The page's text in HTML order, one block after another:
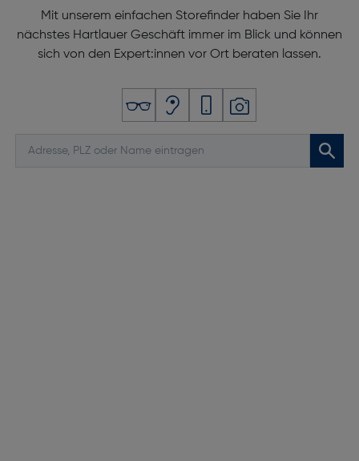
Mit unserem einfachen Storefinder haben Sie Ihr
nächstes Hartlauer Geschäft immer im Blick und können
sich von den Expert:innen vor Ort beraten lassen.